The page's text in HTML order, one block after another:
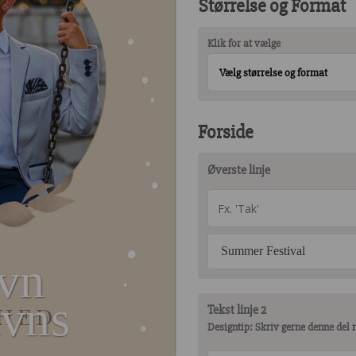
Størrelse og Format
Klik for at vælge
Vælg størrelse og format
Forside
Øverste linje
Summer Festival
Tekst linje 2
Designtip: Skriv gerne denne del